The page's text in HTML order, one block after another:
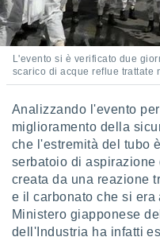
nostri
L'evento si è verificato due
scarico di acque reflue trattate
Analizzando l'evento
miglioramento della
che l'estremità del tubo
serbatoio di
creata da una reazione
e il carbonato che si era
Ministero giapponese
dell'Industria ha infatti